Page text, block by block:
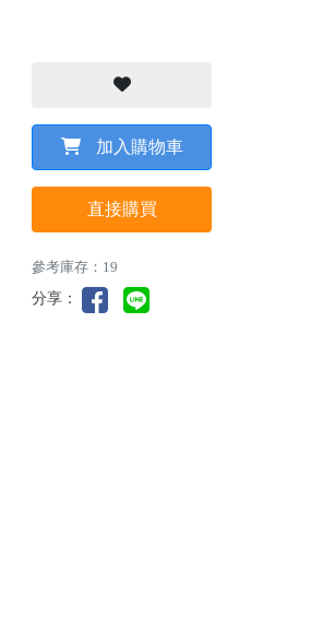
加入購物車
直接購買
參考庫存：19
分享：